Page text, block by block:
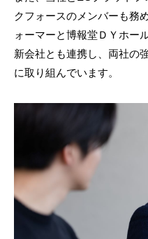
クフォースのメンバーも務
ォーマーと博報堂ＤＹホー
新会社とも連携し、両社の
に取り組んでいます。